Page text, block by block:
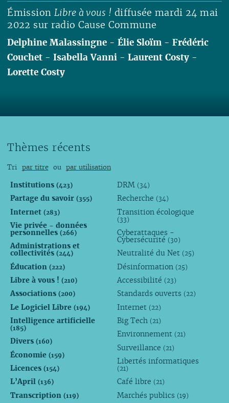
Émission Libre à vous ! diffusée mardi 24 mai
2022 sur radio Cause Commune
Delphine Malassingne -Élie Sloïm -Frédéric
Couchet -Isabella Vanni -Laurent Costy -
Lorette Costy
Thèmes récents
Tri par titre ou par utilisation
Institutions (423)
Partage du savoir (355)
Internet (283)
Vie privée - données
personnelles (266)
Administrations et
collectivités (244)
Éducation (222)
Libre à vous ! (210)
Associations (200)
Le Logiciel Libre (194)
Intelligence artificielle
(185)
Divers (160)
Économie (159)
Licences (154)
L’April (136)
Transcription (119)
DRM (34)
Recherche (34)
Transition écologique
(33)
Cyberattaques -
Cybersécurité (30)
Neutralité du Net (25)
Désinformation (25)
Accessibilité (23)
Standards ouverts (22)
Internet (22)
Big Tech (21)
Environnement (21)
Surveillance (21)
Libertés informatiques
(21)
Café libre (21)
Marchés publics (19)